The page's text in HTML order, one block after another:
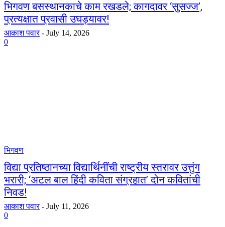
भिगवण बसस्थानकाचे काम रखडले; कागदावर ‘सुसज्ज’,
प्रत्यक्षात प्रवासी उघड्यावर!
आकाश पवार - July 14, 2026
0
भिगवण
विद्या प्रतिष्ठानच्या विद्यार्थिनींची राष्ट्रीय स्तरावर उत्तुंग
भरारी; ‘अटल बाल हिंदी कविता संग्रहात’ दोन कवितांची
निवड!
आकाश पवार - July 11, 2026
0